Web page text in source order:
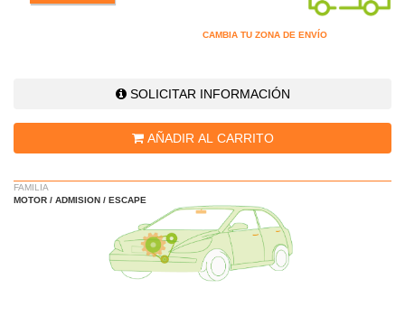
CAMBIA TU ZONA DE ENVÍO
SOLICITAR INFORMACIÓN
AÑADIR AL CARRITO
FAMILIA
MOTOR / ADMISION / ESCAPE